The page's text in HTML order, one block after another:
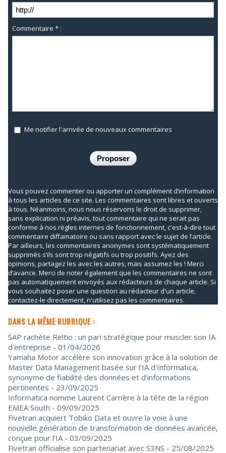
Commentaire * :
Me notifier l'arrivée de nouveaux commentaires
Vous pouvez commenter ou apporter un complément d’information
à tous les articles de ce site. Les commentaires sont libres et ouverts
à tous. Néanmoins, nous nous réservons le droit de supprimer,
sans explication ni préavis, tout commentaire qui ne serait pas
conforme à nos règles internes de fonctionnement, c'est-à-dire tout
commentaire diffamatoire ou sans rapport avec le sujet de l’article.
Par ailleurs, les commentaires anonymes sont systématiquement
supprimés s’ils sont trop négatifs ou trop positifs. Ayez des
opinions, partagez les avec les autres, mais assumez les ! Merci
d’avance. Merci de noter également que les commentaires ne sont
pas automatiquement envoyés aux rédacteurs de chaque article. Si
vous souhaitez poser une question au rédacteur d'un article,
contactez-le directement, n'utilisez pas les commentaires.
DANS LA MÊME RUBRIQUE :
SAP rachète Reltio : un pari stratégique pour muscler son IA
d'entreprise - 01/04/2026
Yamaha Motor accélère son innovation grâce à la solution de
Master Data Management basée sur l'IA d'Informatica,
synonyme de fiabilité des données et d'informations
pertinentes - 23/09/2025
Informatica nomme Laurent Carrière à la tête de la région
EMEA South - 09/09/2025
Fivetran acquiert Tobiko Data et ouvre la voie à une
nouvelle génération de transformation de données avancée,
conçue pour l’IA - 03/09/2025
Fivetran officialise son partenariat avec S3NS - 25/08/2025